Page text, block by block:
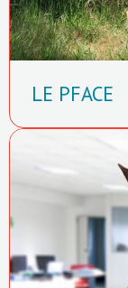
LE PFACE